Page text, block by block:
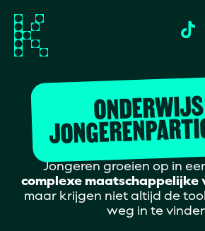
Jongeren groeien op in
complexe
maar krijgen niet altijd de
weg in te